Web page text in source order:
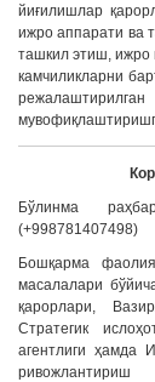
йиғилишлар
ижро аппарати ва
ташкил этиш, ижро
камчиликларни
Бўлинма
(+998781407498)
Бошқарма
масалалари
қарорлари,
Стратегик
агентлиги ҳамда
ривожлантириш